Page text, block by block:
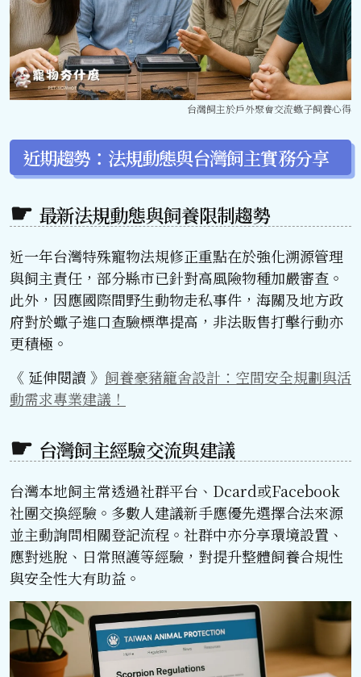
台灣飼主於戶外聚會交流蠍子飼養心得
近期趨勢：法規動態與台灣飼主實務分享
最新法規動態與飼養限制趨勢
近一年台灣特殊寵物法規修正重點在於強化溯源管理
與飼主責任，部分縣市已針對高風險物種加嚴審查。
此外，因應國際間野生動物走私事件，海關及地方政
府對於蠍子進口查驗標準提高，非法販售打擊行動亦
更積極。
《 延伸閱讀 》 飼養豪豬籠舍設計：空間安全規劃與活
動需求專業建議！
台灣飼主經驗交流與建議
台灣本地飼主常透過社群平台、Dcard或Facebook
社團交換經驗。多數人建議新手應優先選擇合法來源
並主動詢問相關登記流程。社群中亦分享環境設置、
應對逃脫、日常照護等經驗，對提升整體飼養合規性
與安全性大有助益。